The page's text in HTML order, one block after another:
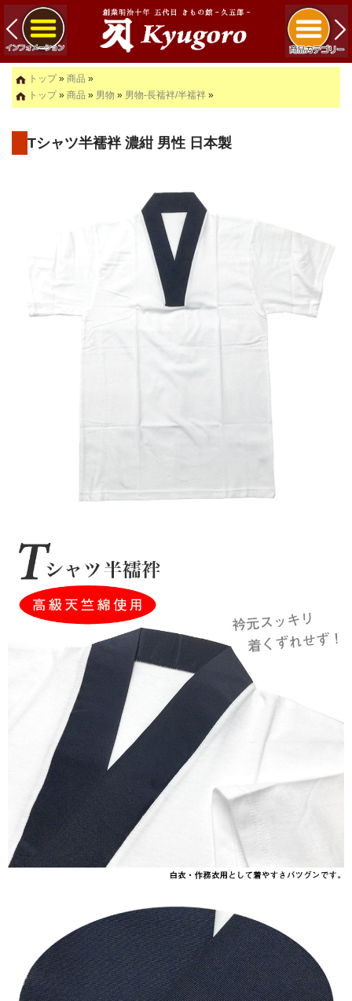
トップ» 商品 »
トップ» 商品 » 男物 » 男物-長襦袢/半襦袢 »
Tシャツ半襦袢 濃紺 男性 日本製